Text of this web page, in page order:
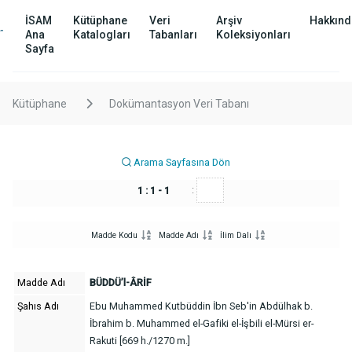
İSAM
Ana
Sayfa
Kütüphane
Katalogları
Veri
Tabanları
Arşiv
Koleksiyonları
Kütüphane Dokümantasyon Veri Tabanı
Arama Sayfasına Dön
1 : 1 - 1 :
Madde Kodu Madde Adı İlim Dalı
Madde Adı
BÜDDÜ’l-ÂRİF
Şahıs Adı
Ebu Muhammed Kutbüddin İbn Seb'in Abdülhak b.
İbrahim b. Muhammed el-Gafiki el-İşbili el-Mürsi er-
Rakuti [669 h./1270 m.]